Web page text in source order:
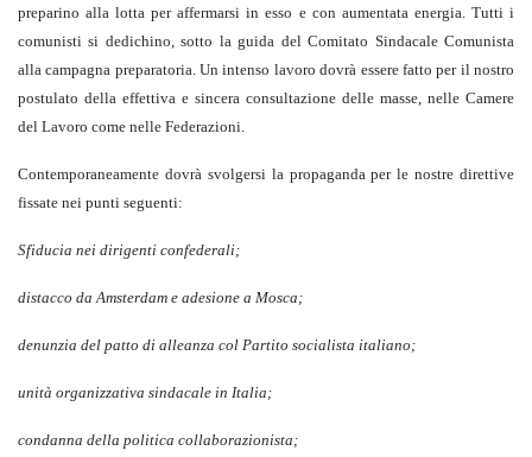
preparino alla lotta per affermarsi in esso e con aumentata energia. Tutti i
comunisti si dedichino, sotto la guida del Comitato Sindacale Comunista
alla campagna preparatoria. Un intenso lavoro dovrà essere fatto per il nostro
postulato della effettiva e sincera consultazione delle masse, nelle Camere
del Lavoro come nelle Federazioni.
Contemporaneamente dovrà svolgersi la propaganda per le nostre direttive
fissate nei punti seguenti:
Sfiducia nei dirigenti confederali;
distacco da Amsterdam e adesione a Mosca;
denunzia del patto di alleanza col Partito socialista italiano;
unità organizzativa sindacale in Italia;
condanna della politica collaborazionista;